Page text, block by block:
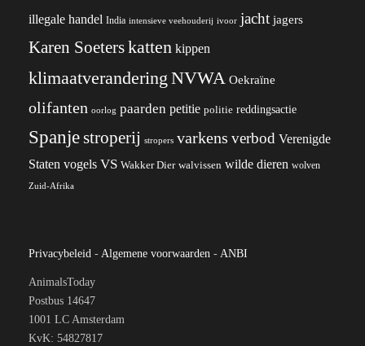
illegale handel India intensieve veehouderij ivoor jacht jagers
Karen Soeterskatten kippen
klimaatverandering NVWA Oekraïne
olifanten oorlog paarden petitie politie reddingsactie
Spanjestroperij stropers varkens verbod Verenigde
Staten vogels VS Wakker Dier walvissen wilde dieren wolven
Zuid-Afrika
Privacybeleid - Algemene voorwaarden - ANBI
AnimalsToday
Postbus 14647
1001 LC Amsterdam
KvK: 54827817